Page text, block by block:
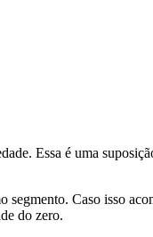
Essa é uma
segmento. Caso isso
do zero.